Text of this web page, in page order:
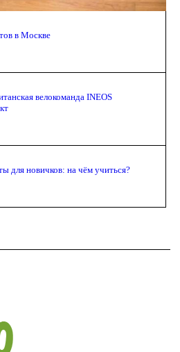
в Москве
велокоманда INEOS
для новичков: на чём учиться?